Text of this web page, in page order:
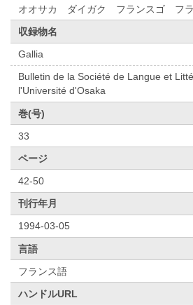
オオサカ ダイガク フランスゴ フ
収録物名
Gallia
Bulletin de la Société de Langue et
l'Université d'Osaka
巻(号)
33
ページ
42-50
刊行年月
1994-03-05
言語
フランス語
ハンドルURL